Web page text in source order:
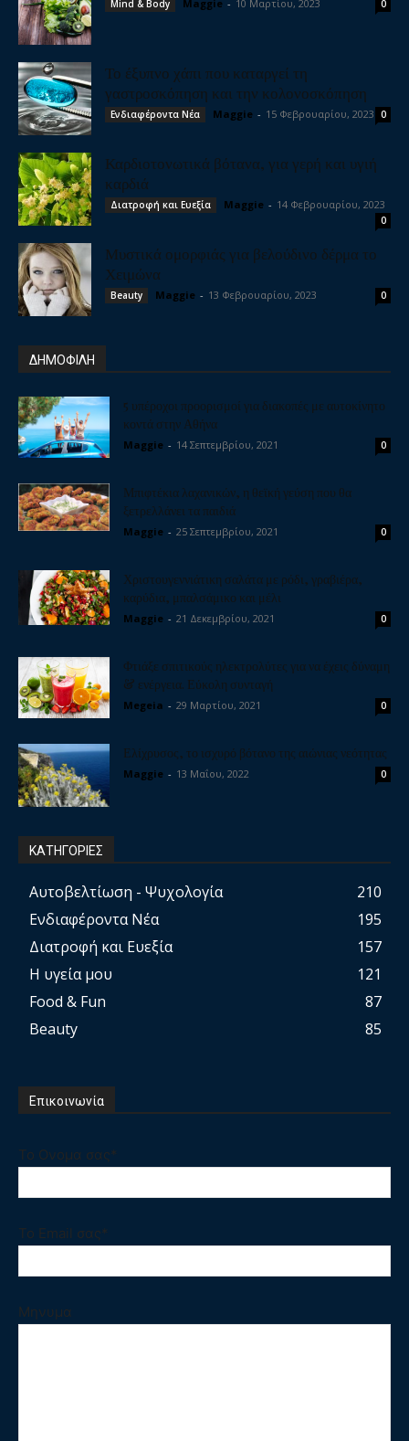
Mind & Body Maggie - 10 Μαρτίου, 2023 0
Το έξυπνο χάπι που καταργεί τη
γαστροσκόπηση και την κολονοσκόπηση
Ενδιαφέροντα Νέα Maggie - 15 Φεβρουαρίου, 2023 0
Καρδιοτονωτικά βότανα, για γερή και υγιή
καρδιά
Διατροφή και Ευεξία Maggie - 14 Φεβρουαρίου, 2023
0
Μυστικά ομορφιάς για βελούδινο δέρμα το
Χειμώνα
Beauty Maggie - 13 Φεβρουαρίου, 2023 0
ΔΗΜΟΦΙΛΗ
5 υπέροχοι προορισμοί για διακοπές με αυτοκίνητο
κοντά στην Αθήνα
Maggie - 14 Σεπτεμβρίου, 2021 0
Μπιφτέκια λαχανικών, η θεϊκή γεύση που θα
ξετρελλάνει τα παιδιά
Maggie - 25 Σεπτεμβρίου, 2021 0
Χριστουγεννιάτικη σαλάτα με ρόδι, γραβιέρα,
καρύδια, μπαλσάμικο και μέλι
Maggie - 21 Δεκεμβρίου, 2021 0
Φτιάξε σπιτικούς ηλεκτρολύτες για να έχεις δύναμη
& ενέργεια. Εύκολη συνταγή
Megeia - 29 Μαρτίου, 2021 0
Ελίχρυσος, το ισχυρό βότανο της αιώνιας νεότητας
Maggie - 13 Μαΐου, 2022 0
ΚΑΤΗΓΟΡΙΕΣ
Αυτοβελτίωση - Ψυχολογία
210
Ενδιαφέροντα Νέα
195
Διατροφή και Ευεξία
157
Η υγεία μου
121
Food & Fun
87
Beauty
85
Επικοινωνία
Το Ονομα σας*
Το Email σας*
Μηνυμα